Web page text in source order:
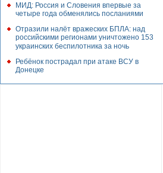
МИД: Россия и Словения впервые за
четыре года обменялись посланиями
Отразили налёт вражеских БПЛА: над
российскими регионами уничтожено 153
украинских беспилотника за ночь
Ребёнок пострадал при атаке ВСУ в
Донецке